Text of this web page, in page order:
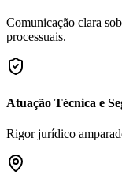
Comunicação clara
processuais.
Atuação Técnica e
Rigor jurídico